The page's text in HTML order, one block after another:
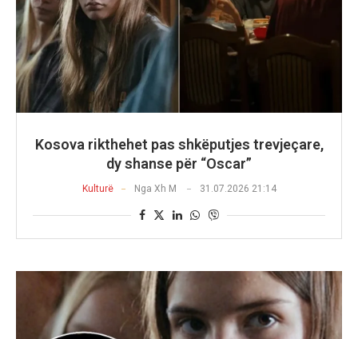
Kosova rikthehet pas shkëputjes trevjeçare,
dy shanse për “Oscar”
Kulturë Nga Xh M 31.07.2026 21:14